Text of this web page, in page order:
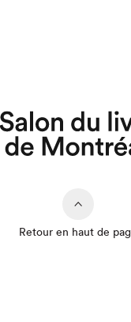
Retour en haut de